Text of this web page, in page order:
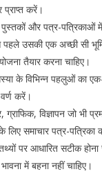
करें।
पुस्तकों और पत्र-
पहले उसकी एक अच्छी सी
तैयार करना चाहिए।
के विभिन्न पहलुओं का
करें।
विज्ञापन जो भी
समाचार पत्र-पत्रिका
पर आधारित सटीक होना
में बहना नहीं चाहिए।